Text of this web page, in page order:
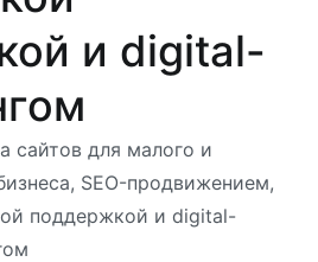
и digital-
сайтов для малого и
SEO-продвижением,
поддержкой и digital-